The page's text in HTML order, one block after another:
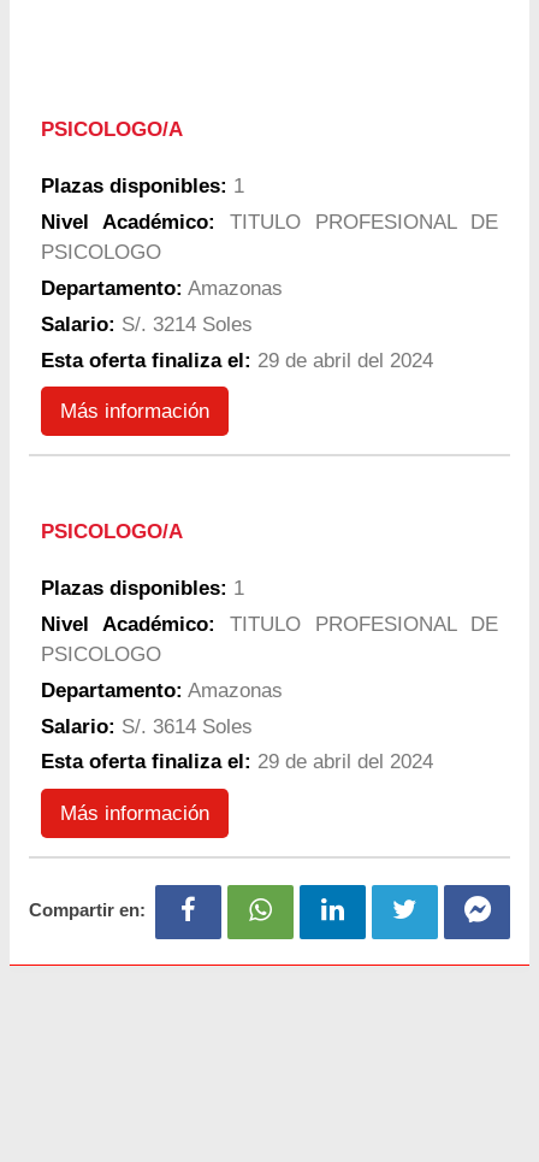
PSICOLOGO/A
Plazas disponibles: 1
Nivel Académico:
TITULO PROFESIONAL DE
PSICOLOGO
Departamento: Amazonas
Salario: S/. 3214 Soles
Esta oferta finaliza el: 29 de abril del 2024
Más información
PSICOLOGO/A
Plazas disponibles: 1
Nivel Académico:
TITULO PROFESIONAL DE
PSICOLOGO
Departamento: Amazonas
Salario: S/. 3614 Soles
Esta oferta finaliza el: 29 de abril del 2024
Más información
Compartir en: